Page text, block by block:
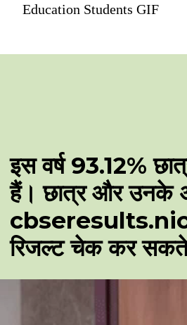
Education Students GIF
इस वर्ष 93.12%
हैं। छात्र और उनके
रिजल्ट चेक कर